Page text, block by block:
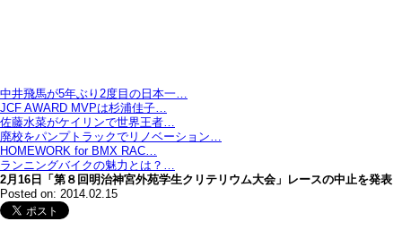
中井飛馬が5年ぶり2度目の日本一…
JCF AWARD MVPは杉浦佳子…
佐藤水菜がケイリンで世界王者…
廃校をパンプトラックでリノベーション…
HOMEWORK for BMX RAC…
ランニングバイクの魅力とは？…
2月16日「第８回明治神宮外苑学生クリテリウム大会」レースの中止を発表
Posted on: 2014.02.15